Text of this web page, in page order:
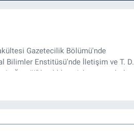
Gazetecilik Bölümü'nde
Bilimler Enstitüsü'nde İletişim ve T. D.
Örneği” başlıklı teziyle tamamladı.
Referansgazetesi.com.tr'de Güncel,